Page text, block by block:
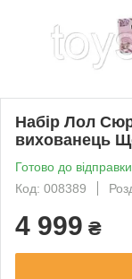
Набір Лол
вихованець
Готово до відправки
Код: 008389
4 999 ₴